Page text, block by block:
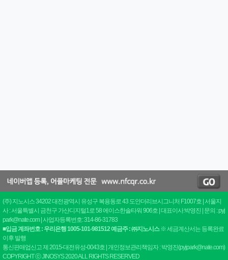
(주) 지노시스 34202 대전광역시 유성구 복용동로 43 도안더리브시그니처 F1007호 | 서울지
사 : 서울특별시 금천구 가산디지털1로 58 에이스한솔타워 906호 | 대표이사:박영진 | 문의 : pyj
park@nate.com | 사업자등록번호: 314-86-31783
■입금 계좌번호 : 우리은행 1005-101-981512 예금주 : ㈜지노시스※ 세금계산서는 등록완료
이후 발행
통신판매업신고 제 2015-대전유성-0043호 | 개인정보관리책임자 : 박영진(pyjpark@nate.com)
COPYRIGHT ⓒ JINOSYS 2020 ALL RIGHTS RESERVED